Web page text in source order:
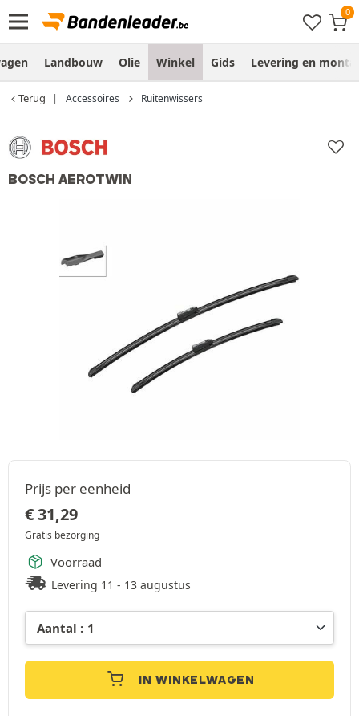
Landbouw Olie Winkel Gids Levering en
Terug Accessoires Ruitenwissers
BOSCH AEROTWIN
Prijs per eenheid
€31,29
Gratis bezorging
Voorraad
Levering 11 - 13 augustus
IN WINKELWAGEN